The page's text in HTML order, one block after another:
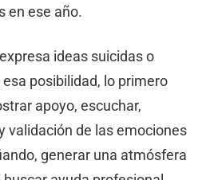
en ese año.
ideas suicidas o
posibilidad, lo primero
apoyo, escuchar,
validación de las emociones
generar una atmósfera